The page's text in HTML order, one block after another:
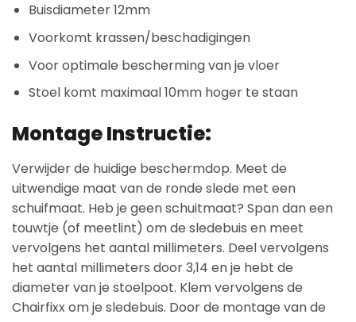
Buisdiameter 12mm
Voorkomt krassen/beschadigingen
Voor optimale bescherming van je vloer
Stoel komt maximaal 10mm hoger te staan
Montage Instructie:
Verwijder de huidige beschermdop. Meet de
uitwendige maat van de ronde slede met een
schuifmaat. Heb je geen schuitmaat? Span dan een
touwtje (of meetlint) om de sledebuis en meet
vervolgens het aantal millimeters. Deel vervolgens
het aantal millimeters door 3,14 en je hebt de
diameter van je stoelpoot. Klem vervolgens de
Chairfixx om je sledebuis. Door de montage van de